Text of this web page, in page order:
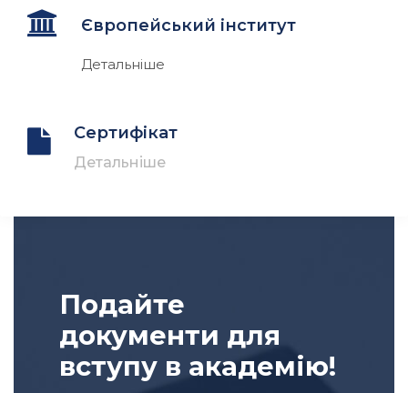
Європейський інститут
Детальніше
Сертифікат
Детальніше
Подайте
документи для
вступу в академію!